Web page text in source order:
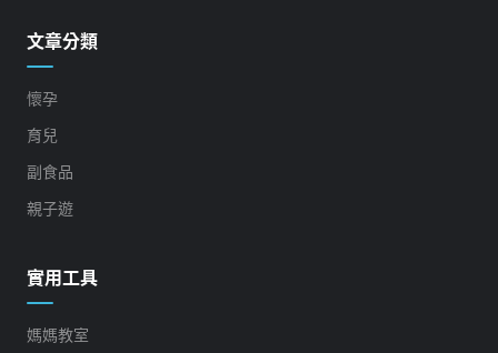
文章分類
懷孕
育兒
副食品
親子遊
實用工具
媽媽教室